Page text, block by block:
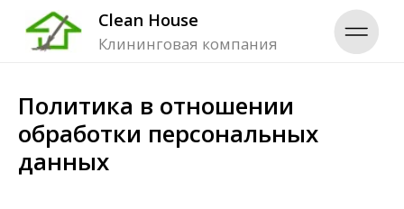
Клининговая компания
Clean House
Клининговая компания
Clean House
Политика в отношении
обработки персональных
данных